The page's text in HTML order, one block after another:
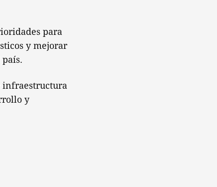
para
y mejorar
infraestructura
y